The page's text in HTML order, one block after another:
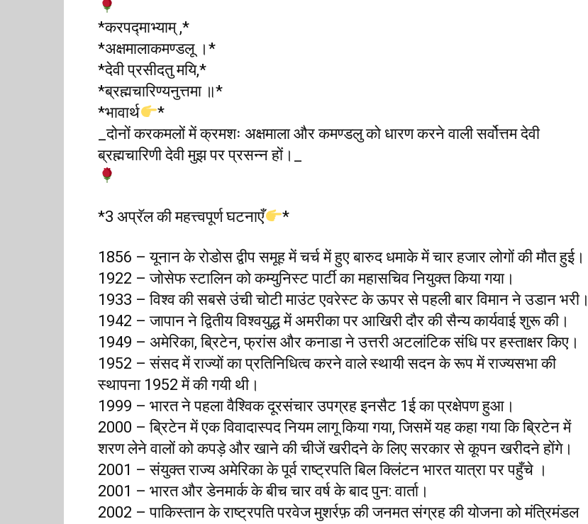
*करपद्माभ्याम् ,*
*अक्षमालाकमण्डलू ।*
*देवी प्रसीदतु मयि,*
*ब्रह्मचारिण्यनुत्तमा ॥*
*भावार्थ
*
_दोनों करकमलों में क्रमशः अक्षमाला और कमण्डलु को धारण करने वाली सर्वोत्तम देवी
ब्रह्मचारिणी देवी मुझ पर प्रसन्न हों।_
*3 अप्रॅल की महत्त्वपूर्ण घटनाएँ *
1856 – यूनान के रोडोस द्वीप समूह में चर्च में हुए बारुद धमाके में चार हजार लोगों की मौत हुई।
1922 – जोसेफ स्टालिन को कम्युनिस्ट पार्टी का महासचिव नियुक्त किया गया।
1933 – विश्व की सबसे उंची चोटी माउंट एवरेस्ट के ऊपर से पहली बार विमान ने उडान भरी।
1942 – जापान ने द्वितीय विश्वयुद्ध में अमरीका पर आखिरी दौर की सैन्य कार्यवाई शुरू की।
1949 – अमेरिका, ब्रिटेन, फ्रांस और कनाडा ने उत्तरी अटलांटिक संधि पर हस्ताक्षर किए।
1952 – संसद में राज्यों का प्रतिनिधित्व करने वाले स्थायी सदन के रूप में राज्यसभा की
स्थापना 1952 में की गयी थी।
1999 – भारत ने पहला वैश्विक दूरसंचार उपग्रह इनसैट 1ई का प्रक्षेपण हुआ।
2000 – ब्रिटेन में एक विवादास्पद नियम लागू किया गया, जिसमें यह कहा गया कि ब्रिटेन में
शरण लेने वालों को कपड़े और खाने की चीजें खरीदने के लिए सरकार से कूपन खरीदने होंगे।
2001 – संयुक्त राज्य अमेरिका के पूर्व राष्ट्रपति बिल क्लिंटन भारत यात्रा पर पहुँचे ।
2001 – भारत और डेनमार्क के बीच चार वर्ष के बाद पुन: वार्ता।
2002 – पाकिस्तान के राष्ट्रपति परवेज मुशर्रफ़ की जनमत संग्रह की योजना को मंत्रिमंडल